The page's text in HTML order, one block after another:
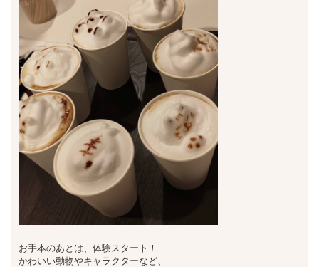
お手本のあとは、体験スタート！
かわいい動物やキャラクターなど、